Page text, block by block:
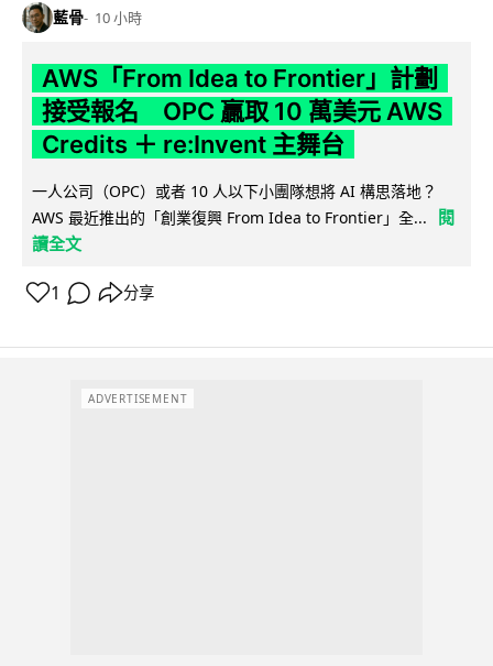
藍骨 10 小時
AWS「From Idea to Frontier」計劃
接受報名 OPC 贏取 10 萬美元 AWS
Credits ＋ re:Invent 主舞台
一人公司（OPC）或者 10 人以下小團隊想將 AI 構思落地？
AWS 最近推出的「創業復興 From Idea to Frontier」全...
閱
讀全文
1 分享
ADVERTISEMENT